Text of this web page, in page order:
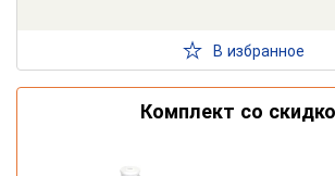
В избранное
Комплект со